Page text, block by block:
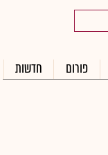
פורום חדשות